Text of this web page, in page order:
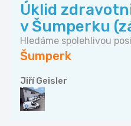
Úklid
v Šumperku
Hledáme spolehlivou
Šumperk
Jiří Geisler